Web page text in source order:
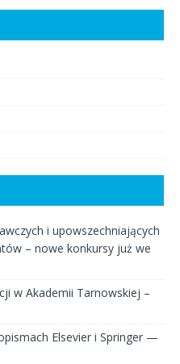
i upowszechniających
– nowe konkursy już we
w Akademii Tarnowskiej –
Elsevier i Springer —